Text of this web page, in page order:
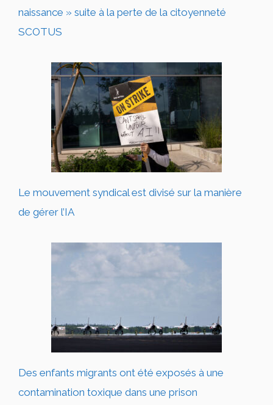
naissance » suite à la perte de la citoyenneté
SCOTUS
Le mouvement syndical est divisé sur la manière
de gérer l’IA
Des enfants migrants ont été exposés à une
contamination toxique dans une prison